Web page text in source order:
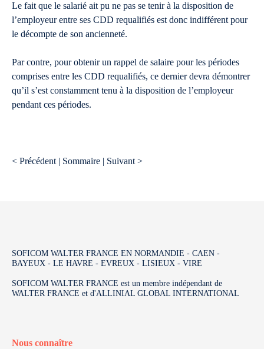
Le fait que le salarié ait pu ne pas se tenir à la disposition de
l’employeur entre ses CDD requalifiés est donc indifférent pour
le décompte de son ancienneté.
Par contre, pour obtenir un rappel de salaire pour les périodes
comprises entre les CDD requalifiés, ce dernier devra démontrer
qu’il s’est constamment tenu à la disposition de l’employeur
pendant ces périodes.
< Précédent | Sommaire | Suivant >
SOFICOM WALTER FRANCE EN NORMANDIE - CAEN -
BAYEUX - LE HAVRE - EVREUX - LISIEUX - VIRE
SOFICOM WALTER FRANCE est un membre indépendant de
WALTER FRANCE et d'ALLINIAL GLOBAL INTERNATIONAL
Nous connaître